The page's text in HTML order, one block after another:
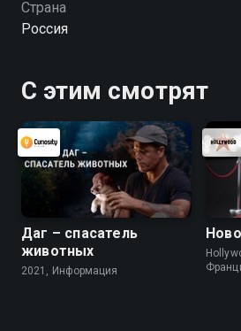
Страна
Россия
С этим смотрят
Даг – спасатель
животных
2021, Информация